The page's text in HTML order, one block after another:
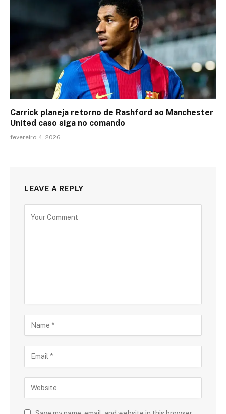
Carrick planeja retorno de Rashford ao Manchester
United caso siga no comando
fevereiro 4, 2026
LEAVE A REPLY